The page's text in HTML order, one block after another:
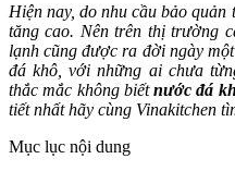
Hiện nay, do nhu cầu bảo
tăng cao. Nên trên thị trường
lạnh cũng được ra đời ngày
đá khô, với những ai chưa
thắc mắc không biếtnước đá
tiết nhất hãy cùng Vinakitchen
Mục lục nội dung